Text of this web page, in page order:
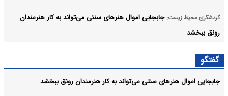
گردشگری محیط زیست: جابجایی اموال هنرهای سنتی می‌تواند به کار هنرمندان
رونق ببخشد
اجتماعی: اعلام جزئیات ثبت ادعا، تهیه نقشه UTM و ارائه مادر سند
آرشیو
گفتگو
جابجایی اموال هنرهای سنتی می‌تواند به کار هنرمندان رونق ببخشد